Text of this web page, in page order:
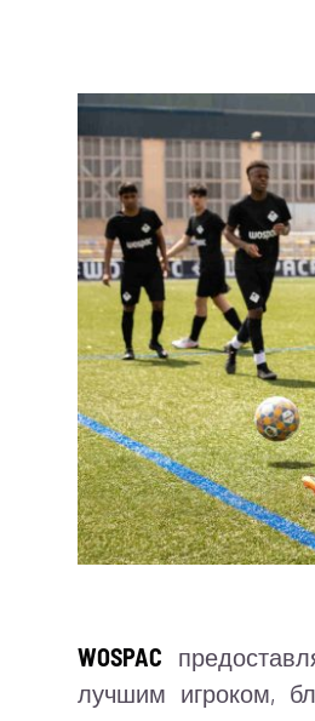
WOSPAC
лучшим игроком,